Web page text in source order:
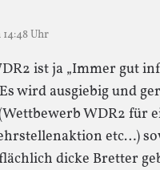
Uhr
ist ja „Immer gut
wird ausgiebig und
WDR2 für
etc…)
dicke Bretter